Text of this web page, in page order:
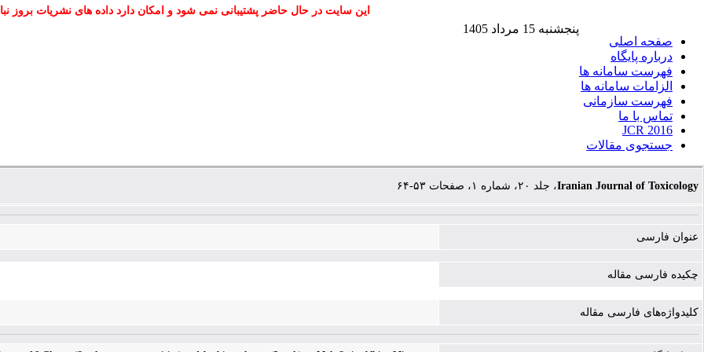
این سایت در حال حاضر پشتیبانی نمی شود و امکان دارد داده های نشریات بروز
صفحه اصلی
درباره پایگاه
فهرست سامانه ها
الزامات سامانه ها
فهرست سازمانی
تماس با ما
JCR 2016
جستجوی مقالات
پنجشنبه 15 مرداد 1405
Iranian Journal of Toxicology، جلد ۲۰، شماره ۱، صفحات ۵۳-۶۴
عنوان فارسی
چکیده فارسی مقاله
کلیدواژه‌های فارسی مقاله